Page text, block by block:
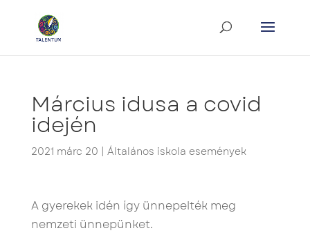
Március idusa a covid
idején
2021 márc 20 Általános iskola események
A gyerekek idén így ünnepelték meg
nemzeti ünnepünket.